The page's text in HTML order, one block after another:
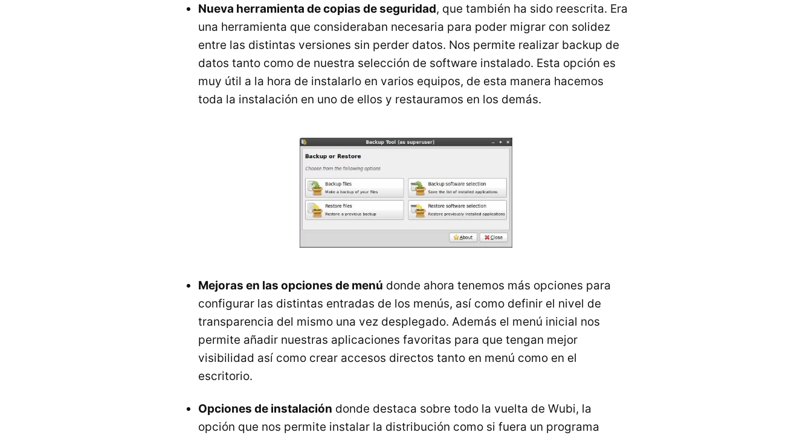
Nueva herramienta de copias de seguridad, que también ha sido reescrita. Era
una herramienta que consideraban necesaria para poder migrar con solidez
entre las distintas versiones sin perder datos. Nos permite realizar backup de
datos tanto como de nuestra selección de software instalado. Esta opción es
muy útil a la hora de instalarlo en varios equipos, de esta manera hacemos
toda la instalación en uno de ellos y restauramos en los demás.
Mejoras en las opciones de menú donde ahora tenemos más opciones para
configurar las distintas entradas de los menús, así como definir el nivel de
transparencia del mismo una vez desplegado. Además el menú inicial nos
permite añadir nuestras aplicaciones favoritas para que tengan mejor
visibilidad así como crear accesos directos tanto en menú como en el
escritorio.
Opciones de instalación donde destaca sobre todo la vuelta de Wubi, la
opción que nos permite instalar la distribución como si fuera un programa